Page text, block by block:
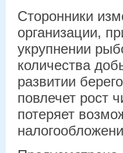
Сторонники
организации,
укрупнении
количества
развитии
повлечет рост
потеряет